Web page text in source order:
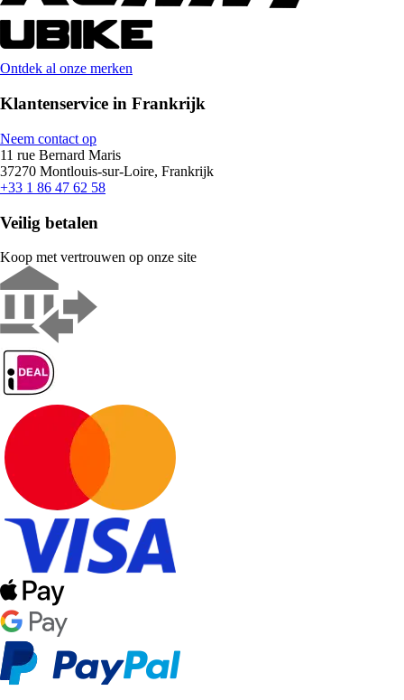
Ontdek al onze merken
Klantenservice in Frankrijk
Neem contact op
11 rue Bernard Maris
37270 Montlouis-sur-Loire, Frankrijk
+33 1 86 47 62 58
Veilig betalen
Koop met vertrouwen op onze site